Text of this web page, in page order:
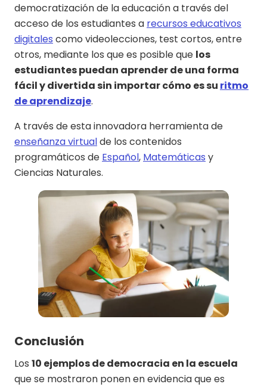
democratización de la educación a través del
acceso de los estudiantes a recursos educativos
digitales como videolecciones, test cortos, entre
otros, mediante los que es posible que los
estudiantes puedan aprender de una forma
fácil y divertida sin importar cómo es su ritmo
de aprendizaje.
A través de esta innovadora herramienta de
enseñanza virtualde los contenidos
programáticos de Español, Matemáticas y
Ciencias Naturales.
Conclusión
Los 10 ejemplos de democracia en la escuela
que se mostraron ponen en evidencia que es